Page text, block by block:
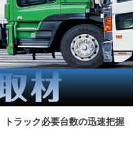
トラック必要台数の迅速把握